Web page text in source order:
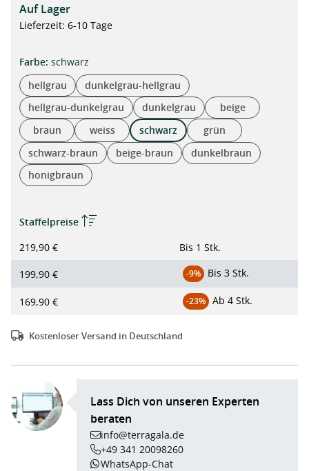
Auf Lager
Lieferzeit: 6-10 Tage
Farbeauswählen
: schwarz
hellgrau
dunkelgrau-hellgrau
hellgrau-dunkelgrau
dunkelgrau
beige
braun
weiss schwarz
grün
schwarz-braun
beige-braun
dunkelbraun
honigbraun
Staffelpreise
219,90 €
Bis 1 Stk.
199,90 € -9% Bis 3 Stk.
169,90 € -23% Ab 4 Stk.
Kostenloser Versand in Deutschland
Lass Dich von unseren Experten
beraten
info@terragala.de
+49 341 20098260
WhatsApp-Chat